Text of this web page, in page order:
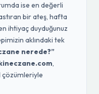
ise en değerli
bir ateş, hafta
ihtiyaç duyduğunuz
aklındaki tek
nerede?”
,
çözümleriyle